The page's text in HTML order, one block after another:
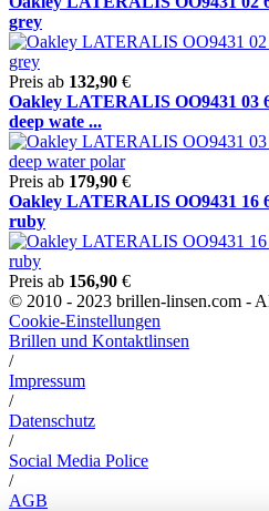
grey
Preis ab 132,90 €
Oakley LATERALIS OO9431 03
deep wate ...
Preis ab 179,90 €
Oakley LATERALIS OO9431 16
ruby
Preis ab 156,90 €
© 2010 - 2023 brillen-linsen.com -
Cookie-Einstellungen
Brillen und Kontaktlinsen
/
Impressum
/
Datenschutz
/
Social Media Police
/
AGB